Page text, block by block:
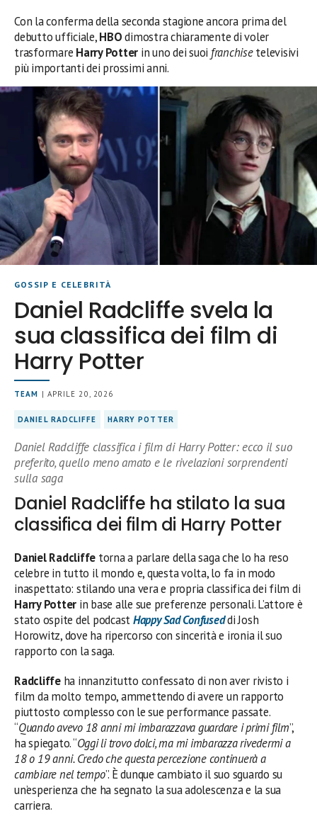
Con la conferma della seconda stagione ancora prima del
debutto ufficiale,HBOdimostra chiaramente di voler
trasformare Harry Potter in uno dei suoi franchisetelevisivi
più importanti dei prossimi anni.
GOSSIP E CELEBRITÀ
Daniel Radcliffe svela la
sua classifica dei film di
Harry Potter
TEAM | APRILE 20, 2026
DANIEL RADCLIFFE HARRY POTTER
Daniel Radcliffe classifica i film di Harry Potter: ecco il suo
preferito, quello meno amato e le rivelazioni sorprendenti
sulla saga
Daniel Radcliffe ha stilato la sua
classifica dei film di Harry Potter
Daniel Radcliffe torna a parlare della saga che lo ha reso
celebre in tutto il mondo e, questa volta, lo fa in modo
inaspettato: stilando una vera e propria classifica dei film di
Harry Potter in base alle sue preferenze personali. L’attore è
stato ospite del podcastHappy Sad Confuseddi Josh
Horowitz, dove ha ripercorso con sincerità e ironia il suo
rapporto con la saga.
Radcliffeha innanzitutto confessato di non aver rivisto i
film da molto tempo, ammettendo di avere un rapporto
piuttosto complesso con le sue performance passate.
“Quando avevo 18 anni mi imbarazzava guardare i primi film”,
ha spiegato. “Oggi li trovo dolci, ma mi imbarazza rivedermi a
18 o 19 anni. Credo che questa percezione continuerà a
cambiare nel tempo”. È dunque cambiato il suo sguardo su
un’esperienza che ha segnato la sua adolescenza e la sua
carriera.